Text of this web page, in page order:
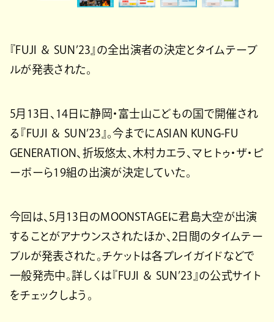
『FUJI ＆ SUN’23』の全出演者の決定とタイムテーブ
ルが発表された。
5月13日、14日に静岡・富士山こどもの国で開催され
る『FUJI ＆ SUN’23』。今までにASIAN KUNG-FU
GENERATION、折坂悠太、木村カエラ、マヒトゥ・ザ・ピ
ーポーら19組の出演が決定していた。
今回は、5月13日のMOONSTAGEに君島大空が出演
することがアナウンスされたほか、2日間のタイムテー
ブルが発表された。チケットは各プレイガイドなどで
一般発売中。詳しくは『FUJI ＆ SUN’23』の公式サイト
をチェックしよう。